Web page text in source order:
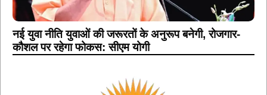
नई युवा नीति युवाओं की जरूरतों के अनुरूप बनेगी, रोजगार-
कौशल पर रहेगा फोकस: सीएम योगी